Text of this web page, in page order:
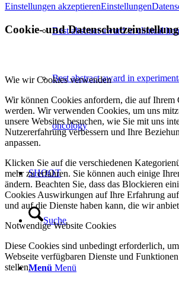
Best abstract award in clinical
Best abstract award in
oncology
SHOOT
Suche
Menü Menü
Einstellungen akzeptierenEinstellungen
Cookie- und
Wie wir Cookies verwenden
Wir können Cookies anfordern, die auf Ihrem
werden. Wir verwenden Cookies, um uns
unsere Websites besuchen, wie Sie mit uns
Nutzererfahrung verbessern und Ihre
anpassen.
Klicken Sie auf die verschiedenen
mehr zu erfahren. Sie können auch einige
ändern. Beachten Sie, dass das Blockieren
Cookies Auswirkungen auf Ihre Erfahrung auf
und auf die Dienste haben kann, die wir
Notwendige Website Cookies
Diese Cookies sind unbedingt erforderlich,
Webseite verfügbaren Dienste und
stellen.